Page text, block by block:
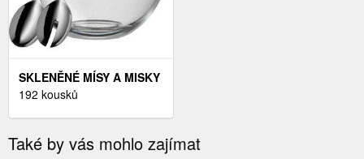
SKLENĚNÉ MÍSY A MISKY
192 kousků
Také by vás mohlo zajímat